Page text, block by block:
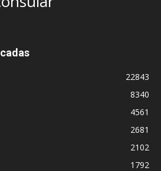
22843
8340
4561
2681
2102
1792